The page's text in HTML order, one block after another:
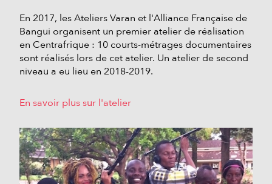
En 2017, les Ateliers Varan et l'Alliance Française de
Bangui organisent un premier atelier de réalisation
en Centrafrique : 10 courts-métrages documentaires
sont réalisés lors de cet atelier. Un atelier de second
niveau a eu lieu en 2018-2019.
En savoir plus sur l'atelier